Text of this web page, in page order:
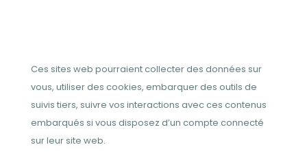
Ces sites web pourraient collecter des données sur
vous, utiliser des cookies, embarquer des outils de
suivis tiers, suivre vos interactions avec ces contenus
embarqués si vous disposez d’un compte connecté
sur leur site web.